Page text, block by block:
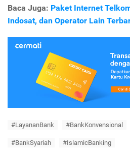
Baca Juga: Paket Internet
Indosat, dan Operator Lain
#LayananBank #BankKonvensional
#BankSyariah #IslamicBanking